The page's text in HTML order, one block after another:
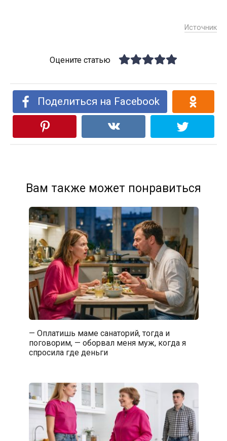
Источник
Оцените статью
Поделиться на Facebook
Вам также может понравиться
— Оплатишь маме санаторий, тогда и
поговорим, — оборвал меня муж, когда я
спросила где деньги